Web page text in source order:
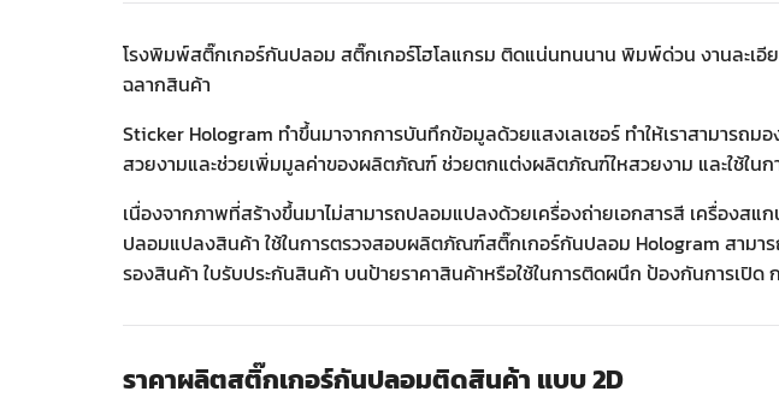
โรงพิมพ์สติ๊กเกอร์กันปลอม สติ๊กเกอร์โฮโลแกรม ติดแน่นทนนาน พิมพ์ด่วน งานละเอี
ฉลากสินค้า
Sticker Hologram ทำขึ้นมาจากการบันทึกข้อมูลด้วยแสงเลเซอร์ ทำให้เราสามารถ
สวยงามและช่วยเพิ่มมูลค่าของผลิตภัณฑ์ ช่วยตกแต่งผลิตภัณฑ์ใหสวยงาม และใช้ใน
เนื่องจากภาพที่สร้างขึ้นมาไม่สามารถปลอมแปลงด้วยเครื่องถ่ายเอกสารสี เครื่องส
ปลอมแปลงสินค้า ใช้ในการตรวจสอบผลิตภัณฑ์สติ๊กเกอร์กันปลอม Hologram สาม
รองสินค้า ใบรับประกันสินค้า บนป้ายราคาสินค้าหรือใช้ในการติดผนึก ป้องกันการเปิด
ราคาผลิตสติ๊กเกอร์กันปลอมติดสินค้า แบบ 2D